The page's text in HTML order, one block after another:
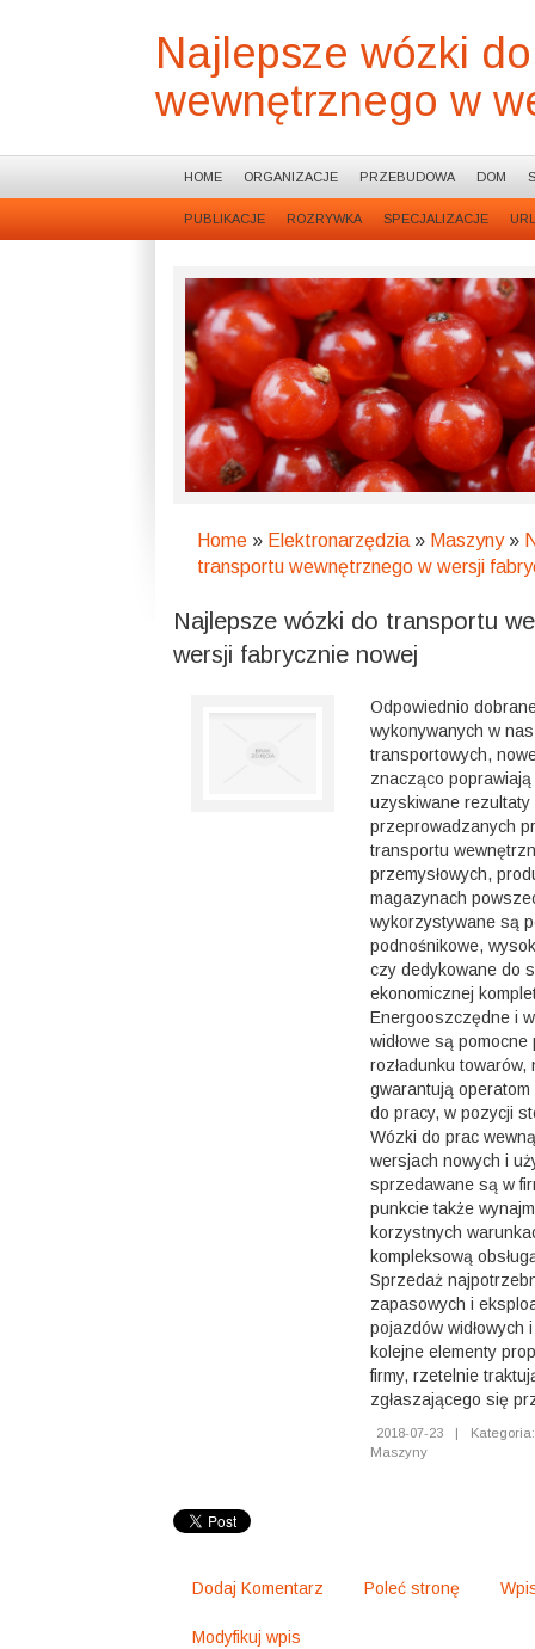
Najlepsze wózki
wewnętrznego w
HOME ORGANIZACJE PRZEBUDOWA DOM
PUBLIKACJE ROZRYWKA SPECJALIZACJE
Home » Elektronarzędzia » Maszyny»
transportu wewnętrznego w wersji
Najlepsze wózki do transportu
wersji fabrycznie nowej
Odpowiednio
wykonywanych w
transportowych,
znacząco
uzyskiwane rezultaty
przeprowadzanych
transportu
przemysłowych,
magazynach
wykorzystywane są
podnośnikowe,
czy dedykowane do
ekonomicznej
Energooszczędne i
widłowe są
rozładunku
gwarantują
do pracy, w pozycji
Wózki do prac
wersjach nowych i
sprzedawane są w
punkcie także
korzystnych
kompleksową
Sprzedaż
zapasowych i
pojazdów widłowych
kolejne elementy
firmy, rzetelnie
zgłaszającego się
2018-07-23 |
Maszyny
Dodaj Komentarz Poleć stronę
Modyfikuj wpis